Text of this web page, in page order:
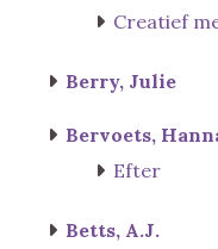
Creatief
Berry, Julie
Bervoets,
Efter
Betts, A.J.